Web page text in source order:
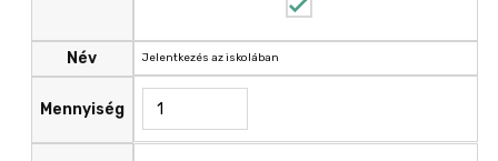
Név
Mennyiség
Jelentkezés az iskolában